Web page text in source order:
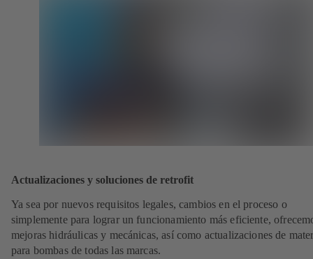
Actualizaciones y soluciones de retrofit
Ya sea por nuevos requisitos legales, cambios en el proceso o
simplemente para lograr un funcionamiento más eficiente,
mejoras hidráulicas y mecánicas, así como actualizaciones de
para bombas de todas las marcas.